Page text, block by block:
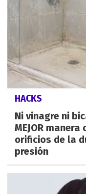
HACKS
Ni vinagre ni
MEJOR
orificios de la
presión